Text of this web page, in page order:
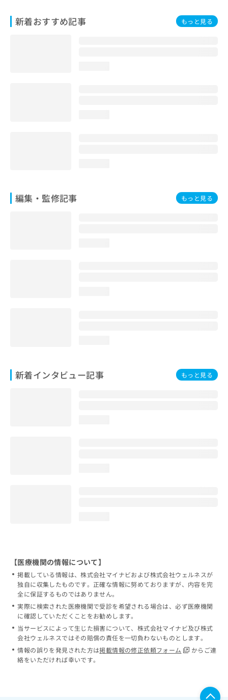
新着おすすめ記事 もっと見る
編集・監修記事 もっと見る
新着インタビュー記事 もっと見る
問
い
【医療機関の情報について】
掲載している情報は、株式会社マイナビおよび株式会社ウェルネスが
独自に収集したものです。正確な情報に努めておりますが、内容を完
全に保証するものではありません。
実際に検索された医療機関で受診を希望される場合は、必ず医療機関
に確認していただくことをお勧めします。
当サービスによって生じた損害について、株式会社マイナビ及び株式
会社ウェルネスではその賠償の責任を一切負わないものとします。
情報の誤りを発見された方は掲載情報の修正依頼フォーム
からご連
絡をいただければ幸いです。